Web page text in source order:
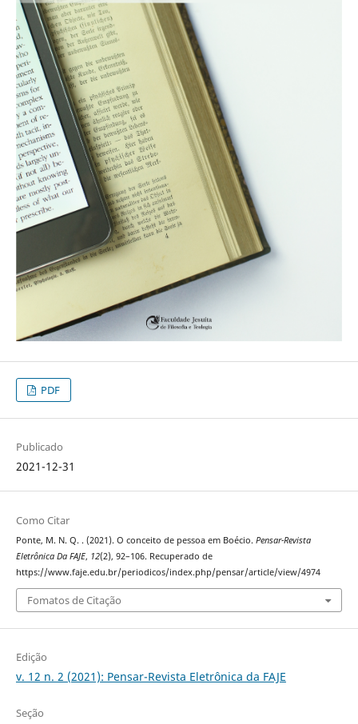
PDF
Publicado
2021-12-31
Como Citar
Ponte, M. N. Q. . (2021). O conceito de pessoa em Boécio. Pensar-Revista
Eletrônica Da FAJE, 12(2), 92–106. Recuperado de
https://www.faje.edu.br/periodicos/index.php/pensar/article/view/4974
Fomatos de Citação
Edição
v. 12 n. 2 (2021): Pensar-Revista Eletrônica da FAJE
Seção